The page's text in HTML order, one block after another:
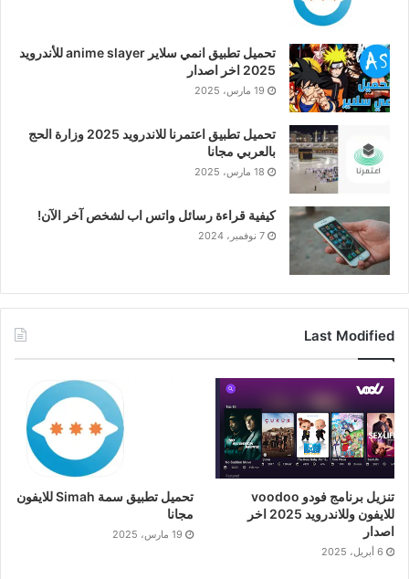
تحميل تطبيق انمي سلاير anime slayer للأندرويد
2025 اخر اصدار
19 مارس، 2025
تحميل تطبيق اعتمرنا للاندرويد 2025 وزارة الحج
بالعربي مجانا
18 مارس، 2025
كيفية قراءة رسائل واتس اب لشخص آخر الآن!
7 نوفمبر، 2024
Last Modified
تنزيل برنامج فودو voodoo
للايفون وللاندرويد 2025 اخر
اصدار
6 أبريل، 2025
تحميل تطبيق سمة Simah للايفون
مجانا
19 مارس، 2025